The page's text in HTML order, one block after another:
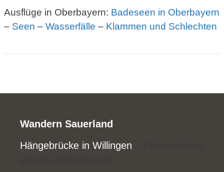
Ausflüge in Oberbayern: Badeseen in Oberbayern
– Seen – Wasserfälle – Klammen und Schlechten
Wandern Sauerland
Hängebrücke in Willingen